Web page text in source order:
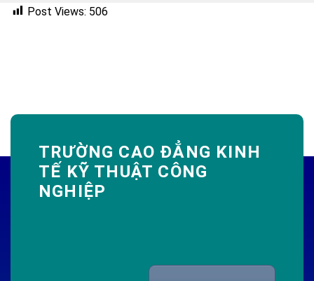
Post Views: 506
TRƯỜNG CAO ĐẲNG KINH
TẾ KỸ THUẬT CÔNG
NGHIỆP